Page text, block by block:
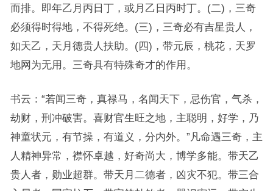
而排。即年乙月丙日丁，或月乙日丙时丁。(二)，三奇
必须得时得地，不得死绝。(三)，三奇必有吉星贵人，
如天乙，天月德贵人扶助。(四)，带元辰，桃花，天罗
地网为无用。三奇具有特殊奇才的作用。
书云：“若闻三奇，真禄马，名闻天下，忌伤官，气杀，
劫财，刑冲破害。喜财官生旺之地，主聪明，好学，乃
神童状元，有节操，有道义，分内外。”凡命遇三奇，主
人精神异常，襟怀卓越，好奇尚大，博学多能。带天乙
贵人者，勋业超群。带天月二德者，凶灾不犯。带三合